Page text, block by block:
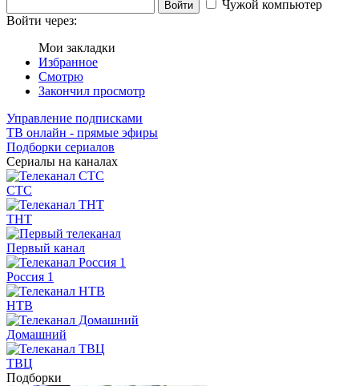
Войти
Чужой компьютер
Войти через:
Мои закладки
Избранное
Смотрю
Закончил просмотр
Управление подписками
ТВ онлайн - прямые эфиры
Подборки сериалов
Сериалы на каналах
СТС
ТНТ
Первый канал
Россия 1
НТВ
Домашний
ТВЦ
Подборки